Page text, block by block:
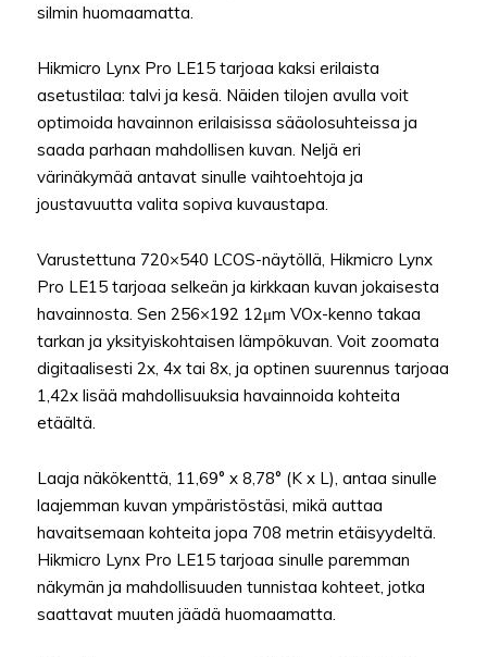
silmin huomaamatta.
Hikmicro Lynx Pro LE15 tarjoaa kaksi erilaista
asetustilaa: talvi ja kesä. Näiden tilojen avulla voit
optimoida havainnon erilaisissa sääolosuhteissa ja
saada parhaan mahdollisen kuvan. Neljä eri
värinäkymää antavat sinulle vaihtoehtoja ja
joustavuutta valita sopiva kuvaustapa.
Varustettuna 720×540 LCOS-näytöllä, Hikmicro Lynx
Pro LE15 tarjoaa selkeän ja kirkkaan kuvan jokaisesta
havainnosta. Sen 256×192 12μm VOx-kenno takaa
tarkan ja yksityiskohtaisen lämpökuvan. Voit zoomata
digitaalisesti 2x, 4x tai 8x, ja optinen suurennus tarjoaa
1,42x lisää mahdollisuuksia havainnoida kohteita
etäältä.
Laaja näkökenttä, 11,69° x 8,78° (K x L), antaa sinulle
laajemman kuvan ympäristöstäsi, mikä auttaa
havaitsemaan kohteita jopa 708 metrin etäisyydeltä.
Hikmicro Lynx Pro LE15 tarjoaa sinulle paremman
näkymän ja mahdollisuuden tunnistaa kohteet, jotka
saattavat muuten jäädä huomaamatta.